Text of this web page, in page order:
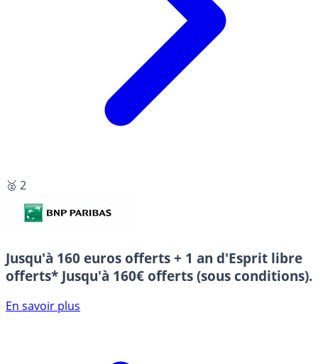
🥈 2
Jusqu'à 160 euros offerts + 1 an d'Esprit libre
offerts* Jusqu'à 160€ offerts (sous conditions).
En savoir plus